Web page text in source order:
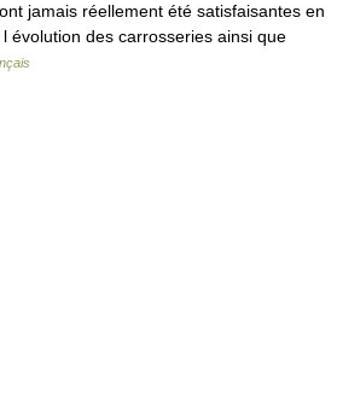
jamais réellement été satisfaisantes en
évolution des carrosseries ainsi que